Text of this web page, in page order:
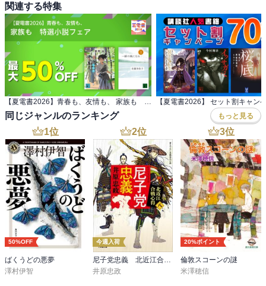
関連する特集
【夏電書2026】青春も、友情も、 家族も 特選小説フェア 【夏電書2026】 セット割キャン
同じジャンルのランキング もっと見る
1位
50%OFF
ばくうどの悪夢
澤村伊智
2位
今週入荷
尼子党忠義 北近江合戦心得〈八〉
井原忠政
3位
20%ポイント
倫敦スコーンの謎
米澤穂信